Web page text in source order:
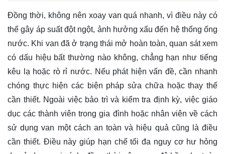
Đồng thời, không nên xoay van quá nhanh, vì điều này có
thể gây áp suất đột ngột, ảnh hưởng xấu đến hệ thống ống
nước. Khi van đã ở trạng thái mở hoàn toàn, quan sát xem
có dấu hiệu bất thường nào không, chẳng hạn như tiếng
kêu lạ hoặc rò rỉ nước. Nếu phát hiện vấn đề, cần nhanh
chóng thực hiện các biện pháp sửa chữa hoặc thay thế
cần thiết. Ngoài việc bảo trì và kiểm tra định kỳ, việc giáo
dục các thành viên trong gia đình hoặc nhân viên về cách
sử dụng van một cách an toàn và hiệu quả cũng là điều
cần thiết. Điều này giúp hạn chế tối đa nguy cơ hư hỏng